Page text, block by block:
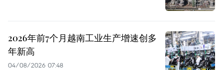
2026年前7个月越南工业生产增速创多
年新高
04/08/2026 07:48